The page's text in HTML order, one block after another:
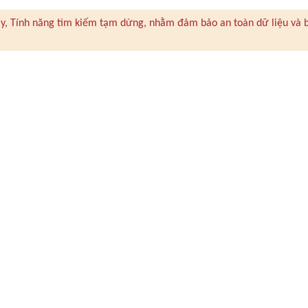
Tính năng tìm kiếm tạm dừng, nhằm đảm bảo an toàn dữ liệu và